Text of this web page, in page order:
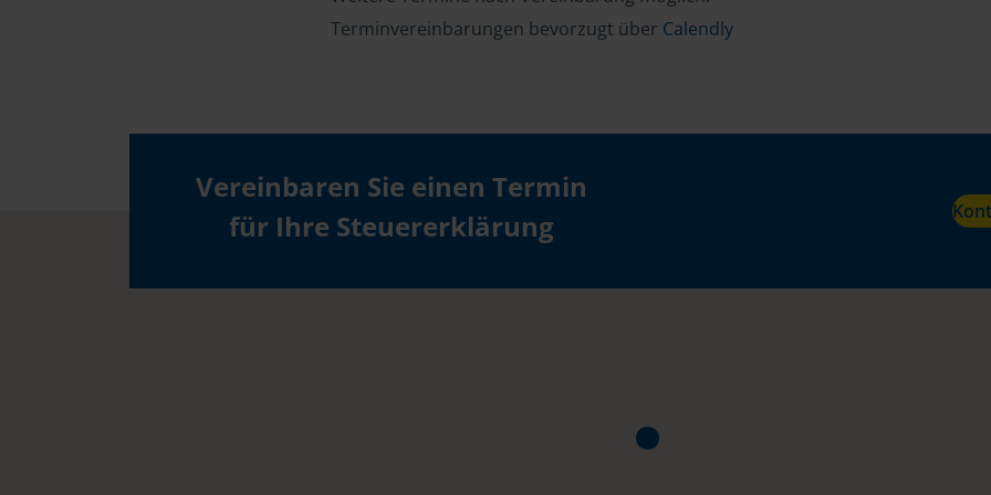
Terminvereinbarungen bevorzugt über Calendly
Vereinbaren Sie einen Termin
für Ihre Steuererklärung